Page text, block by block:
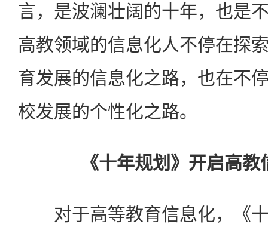
言，是波澜壮阔的十年，也是
高教领域的信息化人不停在探
育发展的信息化之路，也在不
校发展的个性化之路。
《十年规划》开启高
对于高等教育信息化，《十